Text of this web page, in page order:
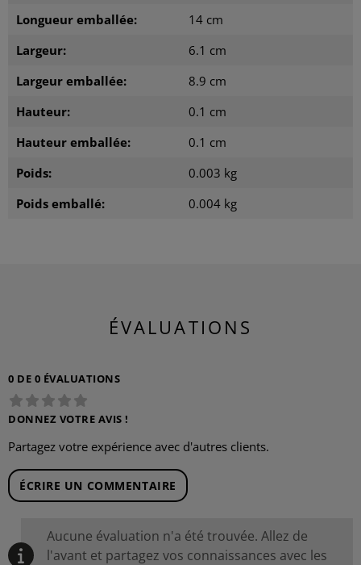
Longueur emballée:
14 cm
Largeur:
6.1 cm
Largeur emballée:
8.9 cm
Hauteur:
0.1 cm
Hauteur emballée:
0.1 cm
Poids:
0.003 kg
Poids emballé:
0.004 kg
ÉVALUATIONS
0 DE 0 ÉVALUATIONS
DONNEZ VOTRE AVIS !
Partagez votre expérience avec d'autres clients.
ÉCRIRE UN COMMENTAIRE
Aucune évaluation n'a été trouvée. Allez de
l'avant et partagez vos connaissances avec les